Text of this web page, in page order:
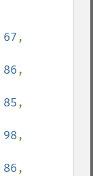
67
86
85
98
86